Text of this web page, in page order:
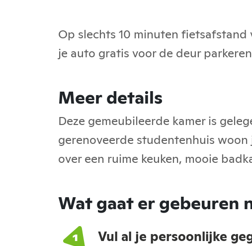
Op slechts 10 minuten
je auto gratis voor de deur
Meer details
Deze gemeubileerde kamer is
gerenoveerde studentenhuis
over een ruime keuken, mooie
Wat gaat er gebeuren
Vul al je persoonlijke